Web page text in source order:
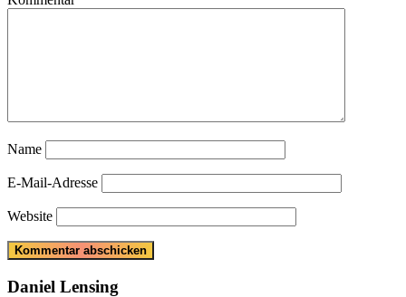
Name
E-Mail-Adresse
Website
Daniel Lensing